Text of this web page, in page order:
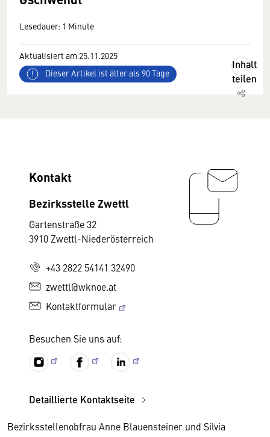
Lesedauer: 1 Minute
Aktualisiert am 25.11.2025
Dieser Artikel ist älter als 90 Tage
Inhalt
teilen
Kontakt
Bezirksstelle Zwettl
Gartenstraße 32
3910 Zwettl-Niederösterreich
+43 2822 54141 32490
zwettl@wknoe.at
Kontaktformular
Besuchen Sie uns auf:
Detaillierte Kontaktseite
Bezirksstellenobfrau Anne Blauensteiner und Silvia